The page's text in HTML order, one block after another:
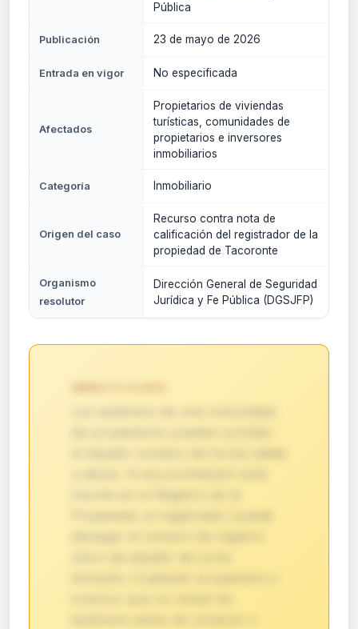
Pública
Publicación 23 de mayo de 2026
Entrada en vigor No especificada
Afectados
Propietarios de viviendas
turísticas, comunidades de
propietarios e inversores
inmobiliarios
Categoría Inmobiliario
Origen del caso
Recurso contra nota de
calificación del registrador de la
propiedad de Tacoronte
Organismo
resolutor
Dirección General de Seguridad
Jurídica y Fe Pública (DGSJFP)